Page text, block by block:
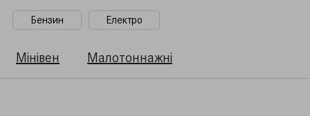
Бензин Електро
Мінівен Малотоннажні